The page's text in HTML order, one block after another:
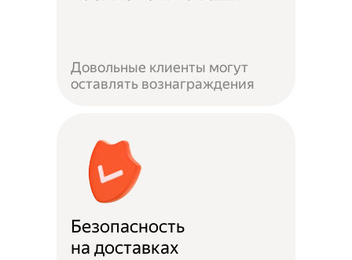
Довольные клиенты могут
оставлять вознаграждения
Безопасность
на доставках